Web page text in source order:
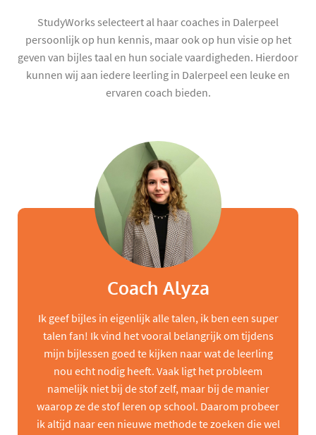
StudyWorks selecteert al haar coaches in Dalerpeel
persoonlijk op hun kennis, maar ook op hun visie op het
geven van bijles taal en hun sociale vaardigheden. Hierdoor
kunnen wij aan iedere leerling in Dalerpeel een leuke en
ervaren coach bieden.
Coach Alyza
Ik geef bijles in eigenlijk alle talen, ik ben een super
talen fan! Ik vind het vooral belangrijk om tijdens
mijn bijlessen goed te kijken naar wat de leerling
nou echt nodig heeft. Vaak ligt het probleem
namelijk niet bij de stof zelf, maar bij de manier
waarop ze de stof leren op school. Daarom probeer
ik altijd naar een nieuwe methode te zoeken die wel